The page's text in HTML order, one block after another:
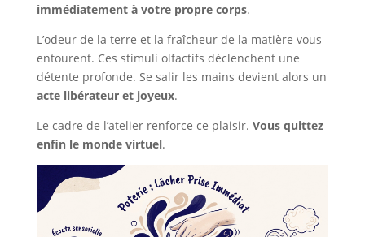
immédiatement à votre propre corps.
L’odeur de la terre et la fraîcheur de la matière vous
entourent. Ces stimuli olfactifs déclenchent une
détente profonde. Se salir les mains devient alors un
acte libérateur et joyeux.
Le cadre de l’atelier renforce ce plaisir. Vous quittez
enfin le monde virtuel.